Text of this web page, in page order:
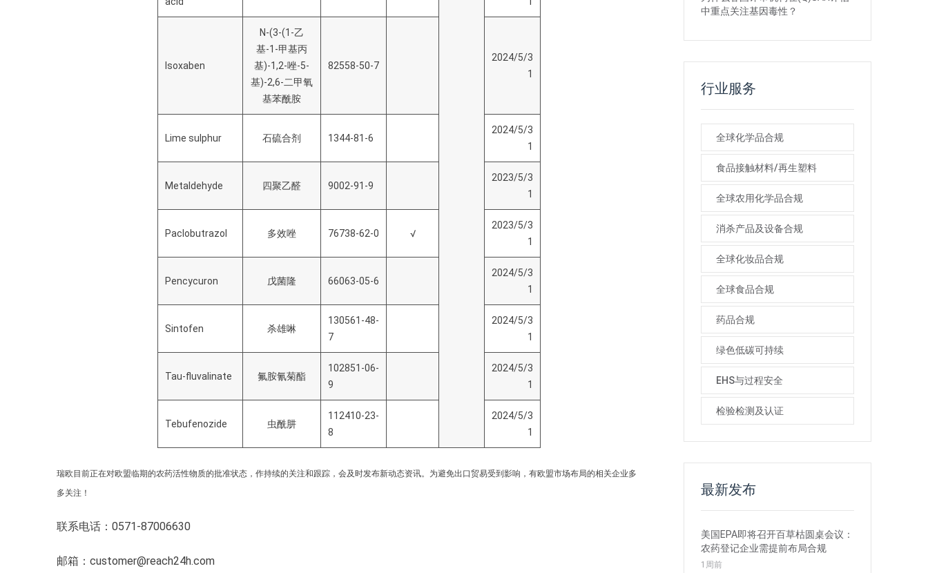
Isoxaben
N-(3-(1-乙
基-1-甲基丙
基)-1,2-唑-5-
基)-2,6-二甲氧
基苯酰胺
82558-50-7
2024/5/3
1
Lime sulphur 石硫合剂 1344-81-6
2024/5/3
1
Metaldehyde 四聚乙醛 9002-91-9
2023/5/3
1
Paclobutrazol 多效唑 76738-62-0 √
2023/5/3
1
Pencycuron 戊菌隆 66063-05-6
2024/5/3
1
Sintofen 杀雄啉
130561-48-
7
2024/5/3
1
Tau-fluvalinate 氟胺氰菊酯
102851-06-
9
2024/5/3
1
Tebufenozide 虫酰肼
112410-23-
8
2024/5/3
1
瑞欧目前正在对欧盟临期的农药活性物质的批准状态，作持续的关注和跟踪，会及时发布新动态资讯。为避免出口贸易受到影响，有欧盟市场布局的相关企业多
多关注！
联系电话：0571-87006630
邮箱：customer@reach24h.com
中重点关注基因毒性？
行业服务
全球化学品合规
食品接触材料/再生塑料
全球农用化学品合规
消杀产品及设备合规
全球化妆品合规
全球食品合规
药品合规
绿色低碳可持续
EHS与过程安全
检验检测及认证
最新发布
美国EPA即将召开百草枯圆桌会议：
农药登记企业需提前布局合规
1周前